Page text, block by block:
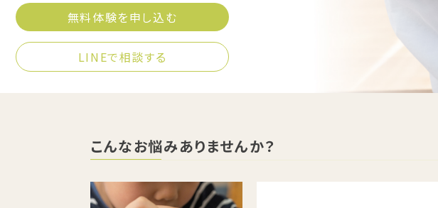
無料体験を申し込む
LINEで相談する
こんなお悩みありませんか？